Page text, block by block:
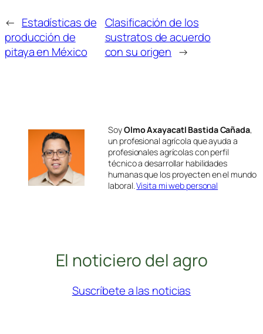
← Estadísticas de
producción de
pitaya en México
Clasificación de los
sustratos de acuerdo
con su origen →
SoyOlmo Axayacatl Bastida Cañada,
un profesional agrícola que ayuda a
profesionales agrícolas con perfil
técnico a desarrollar habilidades
humanas que los proyecten en el mundo
laboral.Visita mi web personal
El noticiero del agro
Suscríbete a las noticias